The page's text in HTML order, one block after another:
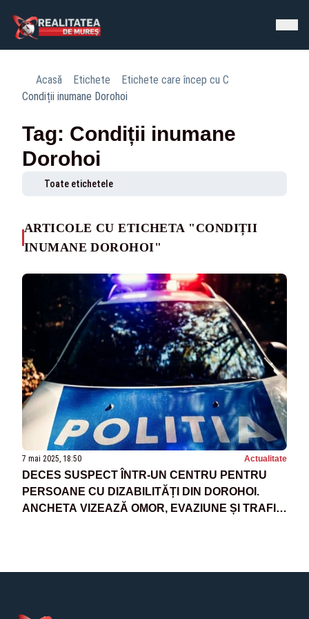
Acasă Etichete
Etichete care încep cu C
Condiții inumane Dorohoi
Tag: Condiții inumane
Dorohoi
Toate etichetele
ARTICOLE CU ETICHETA "CONDIȚII
INUMANE DOROHOI"
7 mai 2025, 18:50 Actualitate
DECES SUSPECT ÎNTR-UN CENTRU PENTRU
PERSOANE CU DIZABILITĂȚI DIN DOROHOI.
ANCHETA VIZEAZĂ OMOR, EVAZIUNE ȘI TRAFIC